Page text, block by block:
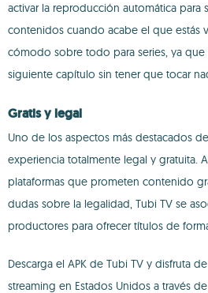
activar la reproducción automática
contenidos cuando acabe el que estás
cómodo sobre todo para series, ya
siguiente capítulo sin tener que tocar
Gratis y legal
Uno de los aspectos más destacados
experiencia totalmente legal y gratuita.
plataformas que prometen contenido
dudas sobre la legalidad, Tubi TV se
productores para ofrecer títulos de
Descarga el APK de Tubi TV y disfruta
streaming en Estados Unidos a través